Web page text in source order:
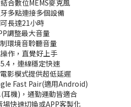
合數位MEMS麥克風
多點連接多個設備
長達21小時
調整最大音量
環境音聆聽音量
作，直覺好上手
，連線穩定快速
影模式提供超低延遲
Fast Pair(適用Android)
耳機)，通勤運動皆適合
場快速切換或APP客製化